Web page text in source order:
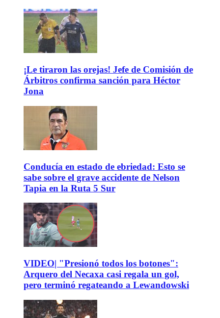
¡Le tiraron las orejas! Jefe de Comisión de
Árbitros confirma sanción para Héctor
Jona
Conducía en estado de ebriedad: Esto se
sabe sobre el grave accidente de Nelson
Tapia en la Ruta 5 Sur
VIDEO| "Presionó todos los botones":
Arquero del Necaxa casi regala un gol,
pero terminó regateando a Lewandowski